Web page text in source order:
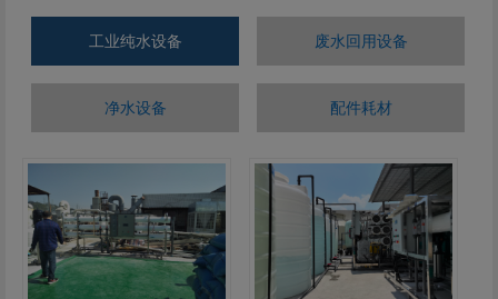
工业纯水设备 废水回用设备
净水设备 配件耗材